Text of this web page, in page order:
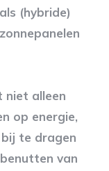
(hybride)
niet alleen
op energie,
te dragen
van